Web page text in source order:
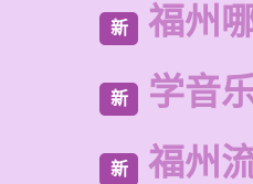
新 福州
新 学音
新 福州